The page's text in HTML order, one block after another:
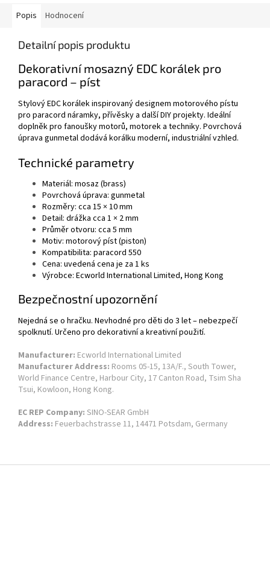
Popis Hodnocení
Detailní popis produktu
Dekorativní mosazný EDC korálek pro
paracord – píst
Stylový EDC korálek inspirovaný designem motorového pístu
pro paracord náramky, přívěsky a další DIY projekty. Ideální
doplněk pro fanoušky motorů, motorek a techniky. Povrchová
úprava gunmetal dodává korálku moderní, industriální vzhled.
Technické parametry
Materiál: mosaz (brass)
Povrchová úprava: gunmetal
Rozměry: cca 15 × 10 mm
Detail: drážka cca 1 × 2 mm
Průměr otvoru: cca 5 mm
Motiv: motorový píst (piston)
Kompatibilita: paracord 550
Cena: uvedená cena je za 1 ks
Výrobce: Ecworld International Limited, Hong Kong
Bezpečnostní upozornění
Nejedná se o hračku. Nevhodné pro děti do 3 let – nebezpečí
spolknutí. Určeno pro dekorativní a kreativní použití.
Manufacturer: Ecworld International Limited
Manufacturer Address: Rooms 05-15, 13A/F., South Tower,
World Finance Centre, Harbour City, 17 Canton Road, Tsim Sha
Tsui, Kowloon, Hong Kong.
EC REP Company: SINO-SEAR GmbH
Address: Feuerbachstrasse 11, 14471 Potsdam, Germany